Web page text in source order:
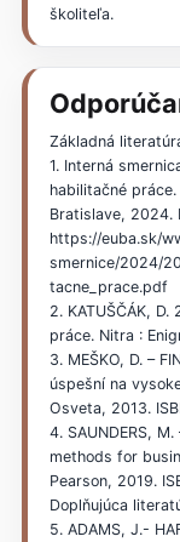
školiteľa.
Základná
1. Interná
habilitačné
Bratislave, 2024.
https://euba.sk/
smernice/2024/
tacne_prace.pdf
2. KATUŠČÁK,
práce. Nitra :
3. MEŠKO, D. –
úspešní na
Osveta, 2013.
4. SAUNDERS,
methods for
Pearson, 2019.
Doplňujúca
5. ADAMS, J.-